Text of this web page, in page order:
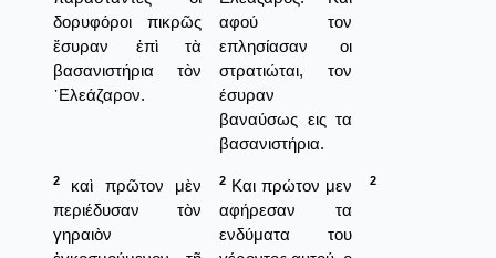
δορυφόροι πικρῶς
ἔσυραν ἐπὶ τὰ
βασανιστήρια τὸν
᾿Ελεάζαρον.
αφού τον
επλησίασαν οι
στρατιώται, τον
έσυραν
βαναύσως εις τα
βασανιστήρια.
2
καὶ πρῶτον μὲν
περιέδυσαν τὸν
γηραιὸν
2 Και πρώτον μεν
αφήρεσαν τα
ενδύματα του
2